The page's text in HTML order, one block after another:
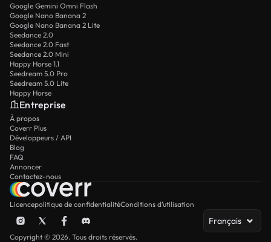
Google Gemini Omni Flash
Google Nano Banana 2
Google Nano Banana 2 Lite
Seedance 2.0
Seedance 2.0 Fast
Seedance 2.0 Mini
Happy Horse 1.1
Seedream 5.0 Pro
Seedream 5.0 Lite
Happy Horse
Entreprise
À propos
Coverr Plus
Développeurs / API
Blog
FAQ
Annoncer
Contactez-nous
Licencepolitique de confidentialitéConditions d’utilisation
Français
Copyright © 2026. Tous droits réservés.